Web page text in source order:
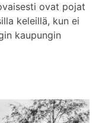
ovat pojat
keleillä, kun ei
kaupungin